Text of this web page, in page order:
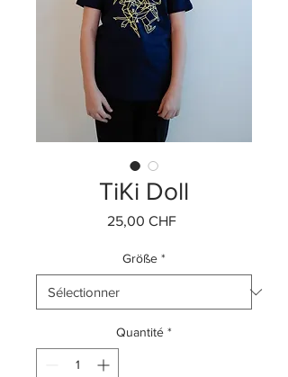
TiKi Doll
25,00 CHFPrix
Größe *
Quantité *